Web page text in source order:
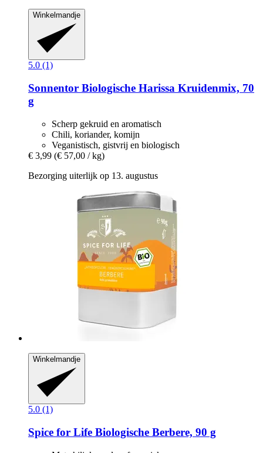
Winkelmandje
5.0 (1)
Sonnentor Biologische Harissa Kruidenmix, 70
g
Scherp gekruid en aromatisch
Chili, koriander, komijn
Veganistisch, gistvrij en biologisch
€ 3,99 (€ 57,00 / kg)
Bezorging uiterlijk op 13. augustus
Winkelmandje
5.0 (1)
Spice for Life Biologische Berbere, 90 g